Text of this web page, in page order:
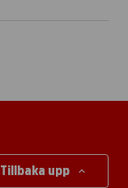
Tillbaka upp